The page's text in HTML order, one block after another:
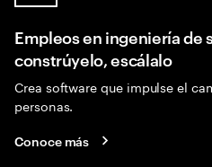
Empleos en ingeniería de
constrúyelo, escálalo
Crea software que impulse el
personas.
Conoce más